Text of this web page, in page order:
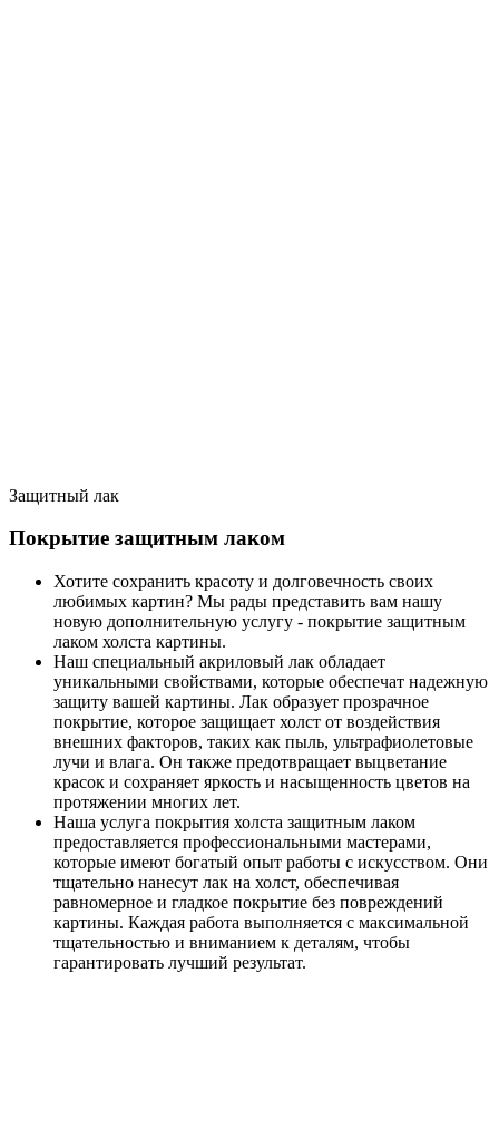
Защитный лак
Покрытие защитным лаком
Хотите сохранить красоту и долговечность своих
любимых картин? Мы рады представить вам нашу
новую дополнительную услугу - покрытие защитным
лаком холста картины.
Наш специальный акриловый лак обладает
уникальными свойствами, которые обеспечат надежную
защиту вашей картины. Лак образует прозрачное
покрытие, которое защищает холст от воздействия
внешних факторов, таких как пыль, ультрафиолетовые
лучи и влага. Он также предотвращает выцветание
красок и сохраняет яркость и насыщенность цветов на
протяжении многих лет.
Наша услуга покрытия холста защитным лаком
предоставляется профессиональными мастерами,
которые имеют богатый опыт работы с искусством. Они
тщательно нанесут лак на холст, обеспечивая
равномерное и гладкое покрытие без повреждений
картины. Каждая работа выполняется с максимальной
тщательностью и вниманием к деталям, чтобы
гарантировать лучший результат.